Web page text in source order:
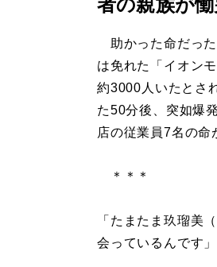
者の親族が
助かった命だっ
は免れた「イオン
約3000人いたとさ
た50分後、突如爆
店の従業員7名の命
＊＊＊
「たまたま玖瑠美
会っているんです」